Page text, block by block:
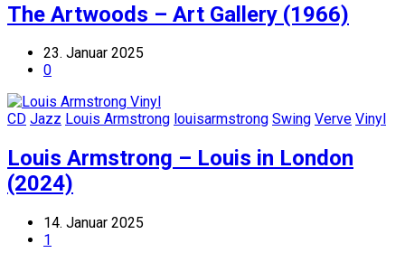
The Artwoods – Art Gallery (1966)
23. Januar 2025
0
CD Jazz Louis Armstrong louisarmstrong Swing Verve Vinyl
Louis Armstrong – Louis in London
(2024)
14. Januar 2025
1